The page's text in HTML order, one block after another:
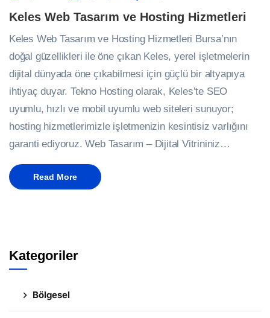
Keles Web Tasarım ve Hosting Hizmetleri
Keles Web Tasarım ve Hosting Hizmetleri Bursa’nın
doğal güzellikleri ile öne çıkan Keles, yerel işletmelerin
dijital dünyada öne çıkabilmesi için güçlü bir altyapıya
ihtiyaç duyar. Tekno Hosting olarak, Keles’te SEO
uyumlu, hızlı ve mobil uyumlu web siteleri sunuyor;
hosting hizmetlerimizle işletmenizin kesintisiz varlığını
garanti ediyoruz. Web Tasarım – Dijital Vitrininiz…
Read More
Kategoriler
Bölgesel